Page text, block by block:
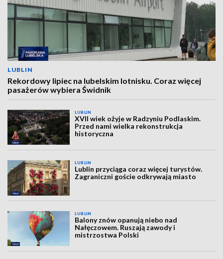
LUBLIN
Rekordowy lipiec na lubelskim lotnisku. Coraz więcej
pasażerów wybiera Świdnik
LUBLIN
XVII wiek ożyje w Radzyniu Podlaskim.
Przed nami wielka rekonstrukcja
historyczna
LUBLIN
Lublin przyciąga coraz więcej turystów.
Zagraniczni goście odkrywają miasto
LUBLIN
Balony znów opanują niebo nad
Nałęczowem. Ruszają zawody i
mistrzostwa Polski